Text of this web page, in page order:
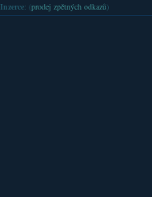
Inzerce: (prodej zpětných odkazů )